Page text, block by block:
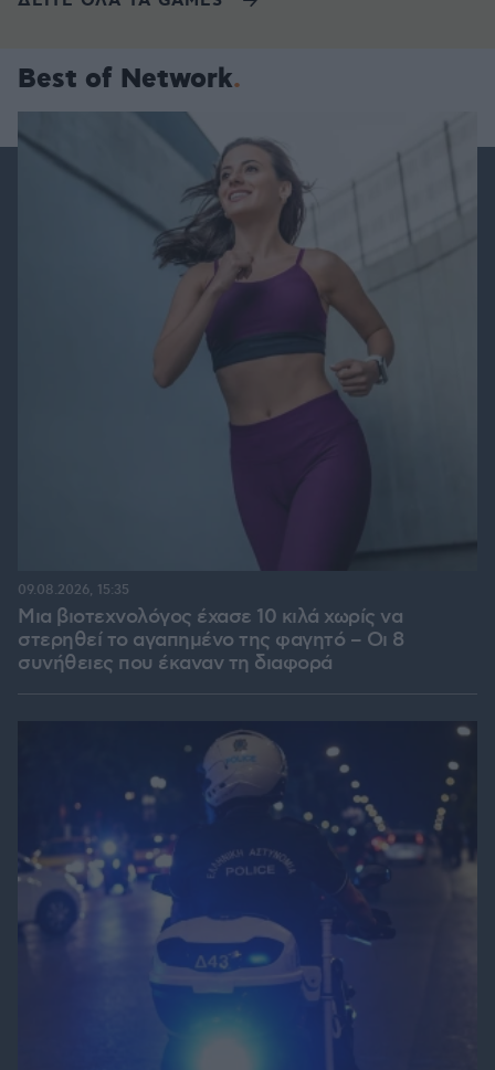
Best of Network
Μια βιοτεχνολόγος έχασε 10 κιλά χωρίς να
στερηθεί το αγαπημένο της φαγητό – Οι 8
συνήθειες που έκαναν τη διαφορά
09.08.2026, 15:35